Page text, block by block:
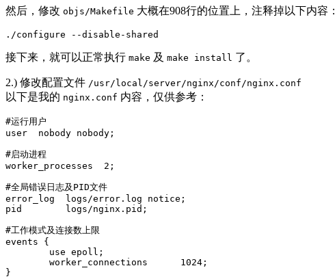
然后，修改 objs/Makefile 大概在908行的位置上，注释掉以下内容：
接下来，就可以正常执行 make 及 make install 了。
2.) 修改配置文件 /usr/local/server/nginx/conf/nginx.conf
以下是我的 nginx.conf 内容，仅供参考：
#运行用户
user  nobody nobody;
#启动进程
worker_processes  2;
#全局错误日志及PID文件
error_log  logs/error.log notice;
pid        logs/nginx.pid;
#工作模式及连接数上限
events {
        use epoll;
        worker_connections      1024;
}